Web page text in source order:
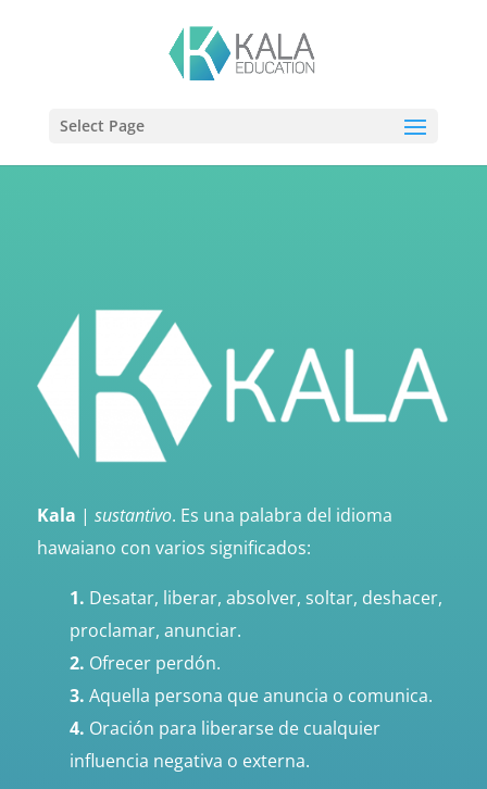
Select Page
Kala | sustantivo. Es una palabra del idioma
hawaiano con varios significados:
1. Desatar, liberar, absolver, soltar, deshacer,
proclamar, anunciar.
2. Ofrecer perdón.
3. Aquella persona que anuncia o comunica.
4. Oración para liberarse de cualquier
influencia negativa o externa.